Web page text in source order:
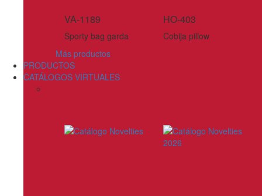
VA-1189
Sporty bag garda
HO-403
Cobija pillow
Más productos
PRODUCTOS
CATÁLOGOS VIRTUALES